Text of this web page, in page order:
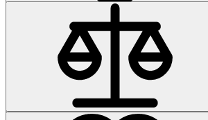
Наличие: уточняйте
Код товара: 57231-01
6AG4152-3GB10-1BB1